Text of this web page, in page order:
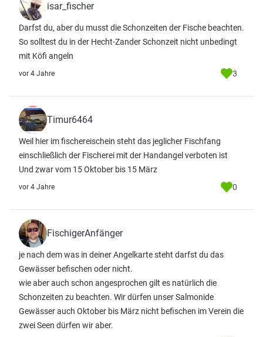
isar_fischer
Darfst du, aber du musst die Schonzeiten der Fische beachten.
So solltest du in der Hecht-Zander Schonzeit nicht unbedingt
mit Köfi angeln
vor 4 Jahre 3
Timur6464
Weil hier im fischereischein steht das jeglicher Fischfang
einschließlich der Fischerei mit der Handangel verboten ist
Und zwar vom 15 Oktober bis 15 März
vor 4 Jahre 0
FischigerAnfänger
je nach dem was in deiner Angelkarte steht darfst du das
Gewässer befischen oder nicht.
wie aber auch schon angesprochen gilt es natürlich die
Schonzeiten zu beachten. Wir dürfen unser Salmonide
Gewässer auch Oktober bis März nicht befischen im Verein die
zwei Seen dürfen wir aber.